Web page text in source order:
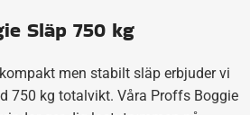
Släp 750 kg
men stabilt släp erbjuder vi
750 kg totalvikt. Våra Proffs Boggie